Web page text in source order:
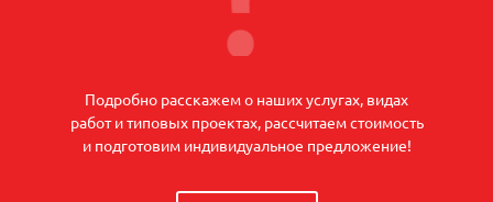
Подробно расскажем о наших услугах, видах
работ и типовых проектах, рассчитаем стоимость
и подготовим индивидуальное предложение!